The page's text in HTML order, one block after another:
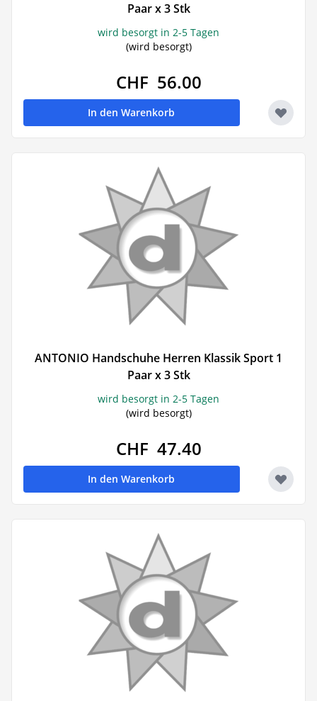
Paar x 3 Stk
wird besorgt in 2-5 Tagen
(wird besorgt)
CHF 56.00
In den Warenkorb
ANTONIO Handschuhe Herren Klassik Sport 1
Paar x 3 Stk
wird besorgt in 2-5 Tagen
(wird besorgt)
CHF 47.40
In den Warenkorb